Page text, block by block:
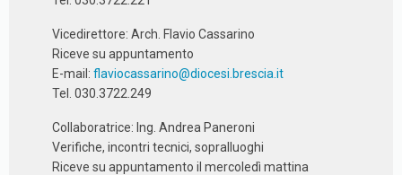
Vicedirettore: Arch. Flavio Cassarino
Riceve su appuntamento
E-mail: flaviocassarino@diocesi.brescia.it
Tel. 030.3722.249
Collaboratrice: Ing. Andrea Paneroni
Verifiche, incontri tecnici, sopralluoghi
Riceve su appuntamento il mercoledì mattina